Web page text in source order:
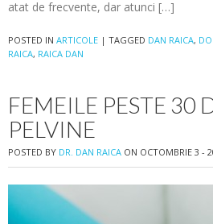
atat de frecvente, dar atunci […]
POSTED IN ARTICOLE | TAGGED DAN RAICA,
RAICA, RAICA DAN
FEMEILE PESTE 30
PELVINE
POSTED BY DR. DAN RAICA ON OCTOMBRIE 3 -